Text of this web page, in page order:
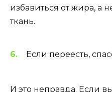
избавиться от жира, а
ткань.
Если переесть,
И это неправда. Если